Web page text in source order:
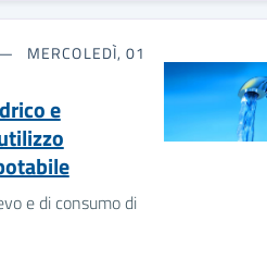
MERCOLEDÌ, 01
e
e di consumo di